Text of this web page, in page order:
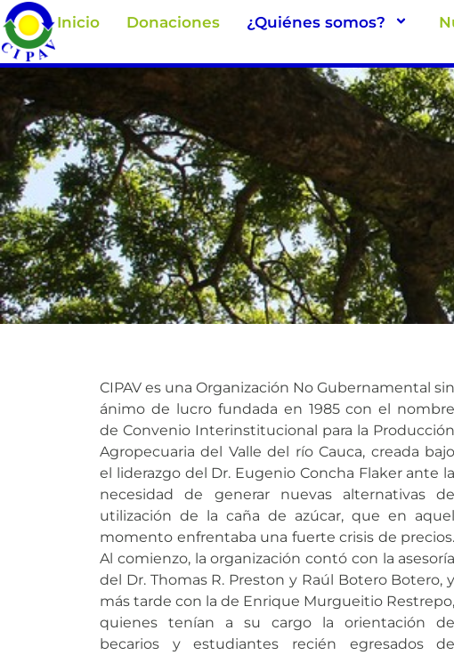
Inicio Donaciones ¿Quiénes somos?
CIPAV es una Organización No Gubernamental sin
ánimo de lucro fundada en 1985 con el nombre
de Convenio Interinstitucional para la Producción
Agropecuaria del Valle del río Cauca, creada bajo
el liderazgo del Dr. Eugenio Concha Flaker ante la
necesidad de generar nuevas alternativas de
utilización de la caña de azúcar, que en aquel
momento enfrentaba una fuerte crisis de precios.
Al comienzo, la organización contó con la asesoría
del Dr. Thomas R. Preston y Raúl Botero Botero, y
más tarde con la de Enrique Murgueitio Restrepo,
quienes tenían a su cargo la orientación de
becarios y estudiantes recién egresados de